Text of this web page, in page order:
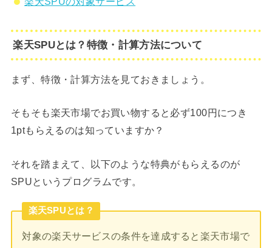
楽天SPUとは？特徴・計算方法について
まず、特徴・計算方法を見ておきましょう。
そもそも楽天市場でお買い物すると必ず100円につき
1ptもらえるのは知っていますか？
それを踏まえて、以下のような特典がもらえるのが
SPUというプログラムです。
楽天SPUとは？
対象の楽天サービスの条件を達成すると楽天市場で